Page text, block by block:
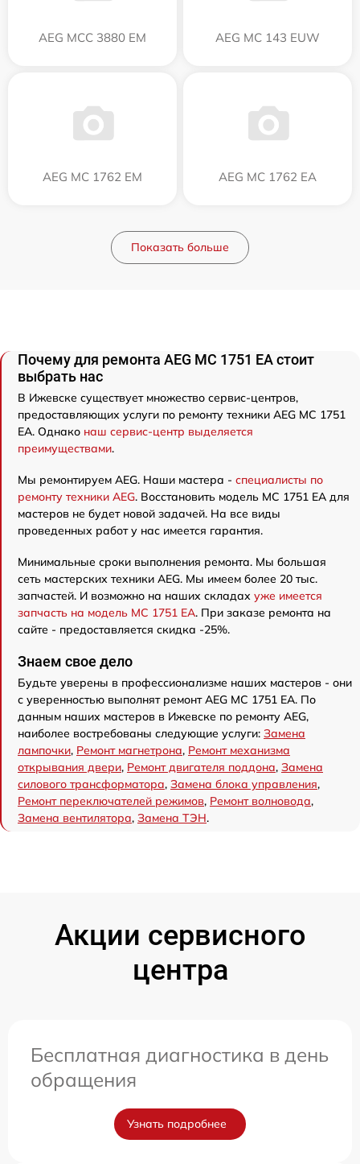
AEG MCC 3880 EM AEG MC 143 EUW
AEG MC 1762 EM AEG MC 1762 EA
Показать больше
Почему для ремонта AEG MC 1751 EA стоит
выбрать нас
В Ижевске существует множество сервис-центров,
предоставляющих услуги по ремонту техники AEG MC 1751
EA. Однако наш сервис-центр выделяется
преимуществами.
Мы ремонтируем AEG. Наши мастера - специалисты по
ремонту техники AEG. Восстановить модель MC 1751 EA для
мастеров не будет новой задачей. На все виды
проведенных работ у нас имеется гарантия.
Минимальные сроки выполнения ремонта. Мы большая
сеть мастерских техники AEG. Мы имеем более 20 тыс.
запчастей. И возможно на наших складах уже имеется
запчасть на модель MC 1751 EA. При заказе ремонта на
сайте - предоставляется скидка -25%.
Знаем свое дело
Будьте уверены в профессионализме наших мастеров - они
с уверенностью выполнят ремонт AEG MC 1751 EA. По
данным наших мастеров в Ижевске по ремонту AEG,
наиболее востребованы следующие услуги: Замена
лампочки, Ремонт магнетрона, Ремонт механизма
открывания двери, Ремонт двигателя поддона, Замена
силового трансформатора, Замена блока управления,
Ремонт переключателей режимов, Ремонт волновода,
Замена вентилятора, Замена ТЭН.
Акции сервисного
центра
Бесплатная диагностика в день
обращения
Узнать подробнее